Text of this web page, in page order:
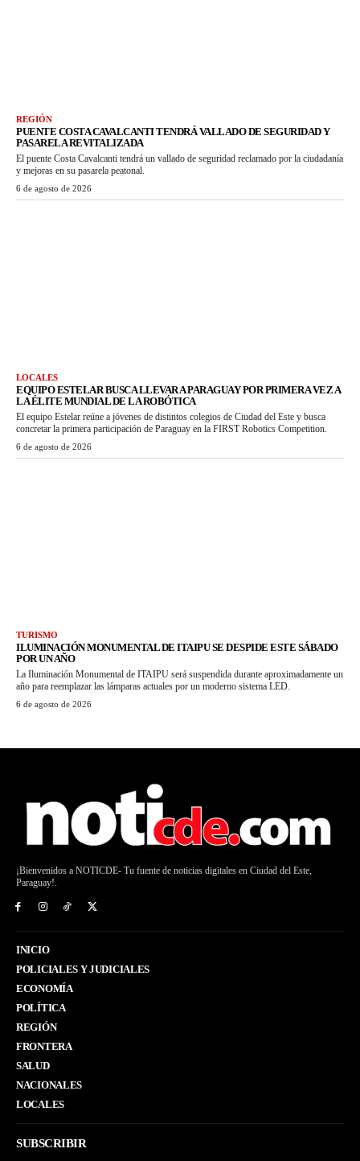
REGIÓN
PUENTE COSTA CAVALCANTI TENDRÁ VALLADO DE SEGURIDAD Y
PASARELA REVITALIZADA
El puente Costa Cavalcanti tendrá un vallado de seguridad reclamado por la ciudadanía
y mejoras en su pasarela peatonal.
6 de agosto de 2026
LOCALES
EQUIPO ESTELAR BUSCA LLEVAR A PARAGUAY POR PRIMERA VEZ A
LA ÉLITE MUNDIAL DE LA ROBÓTICA
El equipo Estelar reúne a jóvenes de distintos colegios de Ciudad del Este y busca
concretar la primera participación de Paraguay en la FIRST Robotics Competition.
6 de agosto de 2026
TURISMO
ILUMINACIÓN MONUMENTAL DE ITAIPU SE DESPIDE ESTE SÁBADO
POR UN AÑO
La Iluminación Monumental de ITAIPU será suspendida durante aproximadamente un
año para reemplazar las lámparas actuales por un moderno sistema LED.
6 de agosto de 2026
¡Bienvenidos a NOTICDE- Tu fuente de noticias digitales en Ciudad del Este,
Paraguay!.
INICIO
POLICIALES Y JUDICIALES
ECONOMÍA
POLÍTICA
REGIÓN
FRONTERA
SALUD
NACIONALES
LOCALES
SUBSCRIBIR